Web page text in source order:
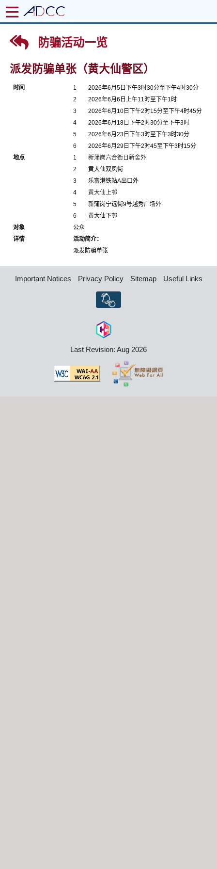
防骗活动一览
派发防骗单张（黄大仙警区）
时间
1
2
3
4
5
6
2026年6月5日下午3时30分至下午4时30分
2026年6月6日上午11时至下午1时
2026年6月10日下午2时15分至下午4时45分
2026年6月18日下午2时30分至下午3时
2026年6月23日下午3时至下午3时30分
2026年6月29日下午2时45至下午3时15分
地点
1
2
3
4
5
6
新蒲岗六合街日新舍外
黄大仙双凤街
乐富港铁站A出口外
黄大仙上邨
新蒲岗宁远街9号越秀广场外
黄大仙下邨
对象
公众
详情
活动简介：
派发防骗单张
Important Notices Privacy Policy Sitemap Useful Links
Last Revision: Aug 2026